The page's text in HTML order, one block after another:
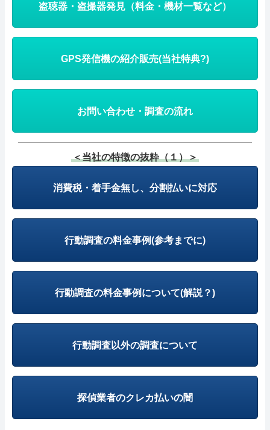
盗聴器・盗撮器発見（料金・機材一覧など）
GPS発信機の紹介販売(当社特典?)
お問い合わせ・調査の流れ
＜当社の特徴の抜粋（１）＞
消費税・着手金無し、分割払いに対応
行動調査の料金事例(参考までに)
行動調査の料金事例について(解説？)
行動調査以外の調査について
探偵業者のクレカ払いの闇